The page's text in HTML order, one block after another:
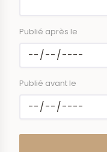
Publié après le
Publié avant le